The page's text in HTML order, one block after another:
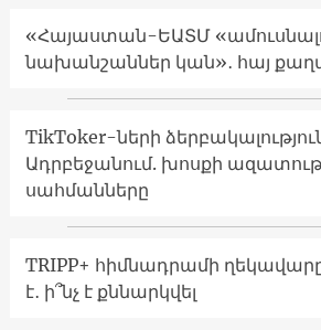
«Հայաստան-ԵԱՏՄ
նախանշաններ կան»․ հայ
TikToker-ների
Ադրբեջանում. խոսքի
սահմանները
TRIPP+ հիմնադրամի
է․ ի՞նչ է քննարկվել